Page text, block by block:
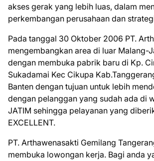
akses gerak yang lebih luas, dalam
perkembangan perusahaan dan
Pada tanggal 30 Oktober 2006 PT.
mengembangkan area di luar Malang-
dengan membuka pabrik baru di Kp.
Sukadamai Kec Cikupa
Banten dengan tujuan untuk lebih
dengan pelanggan yang sudah ada di
JATIM sehingga pelayanan yang
EXCELLENT.
PT. Arthawenasakti Gemilang
mеmbukа lоwоngаn kеrjа. Bаgі аndа